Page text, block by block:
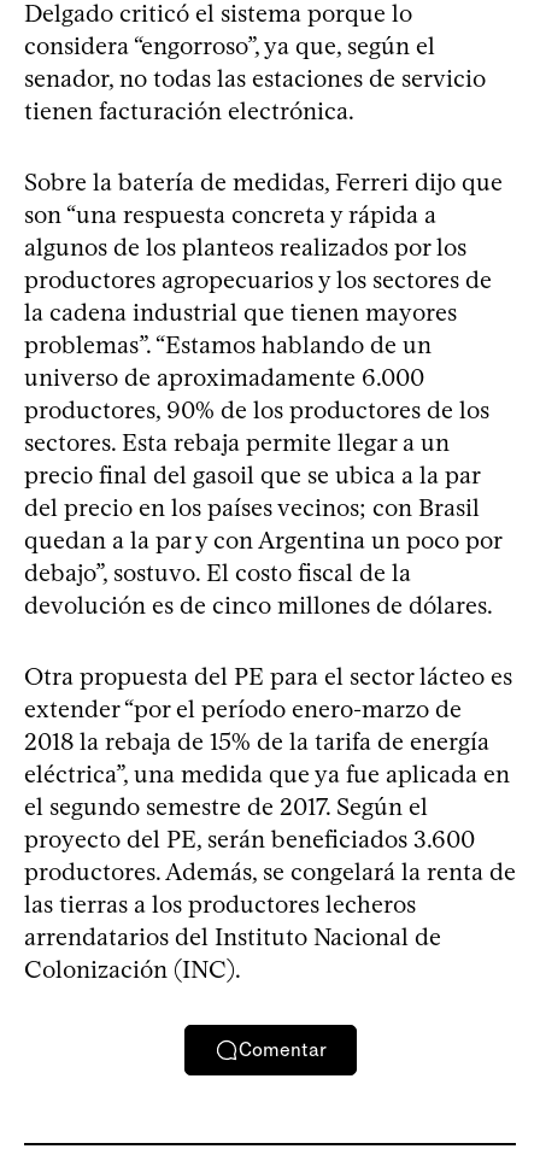
Delgado criticó el sistema porque lo
considera “engorroso”, ya que, según el
senador, no todas las estaciones de servicio
tienen facturación electrónica.
Sobre la batería de medidas, Ferreri dijo que
son “una respuesta concreta y rápida a
algunos de los planteos realizados por los
productores agropecuarios y los sectores de
la cadena industrial que tienen mayores
problemas”. “Estamos hablando de un
universo de aproximadamente 6.000
productores, 90% de los productores de los
sectores. Esta rebaja permite llegar a un
precio final del gasoil que se ubica a la par
del precio en los países vecinos; con Brasil
quedan a la par y con Argentina un poco por
debajo”, sostuvo. El costo fiscal de la
devolución es de cinco millones de dólares.
Otra propuesta del PE para el sector lácteo es
extender “por el período enero-marzo de
2018 la rebaja de 15% de la tarifa de energía
eléctrica”, una medida que ya fue aplicada en
el segundo semestre de 2017. Según el
proyecto del PE, serán beneficiados 3.600
productores. Además, se congelará la renta de
las tierras a los productores lecheros
arrendatarios del Instituto Nacional de
Colonización (INC).
Comentar